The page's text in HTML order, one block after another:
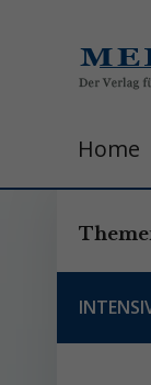
Home